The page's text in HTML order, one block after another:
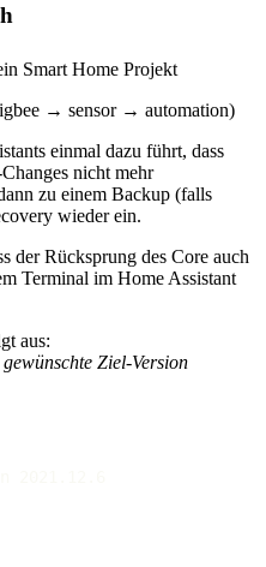
Smart Home Projekt
→ sensor → automation)
einmal dazu führt, dass
nicht mehr
zu einem Backup (falls
wieder ein.
der Rücksprung des Core auch
Terminal im Home Assistant
aus:
Ziel-Version